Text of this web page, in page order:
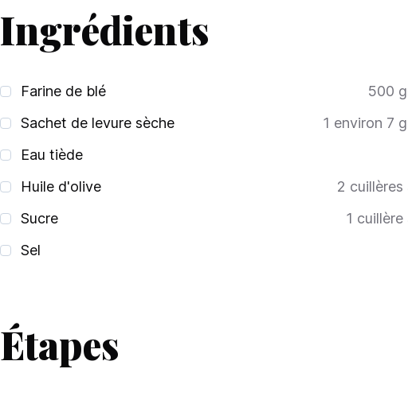
Ingrédients
Farine de blé 500
Sachet de levure sèche
1 environ 7
Eau tiède
Huile d'olive
2 cuillères
Sucre
1 cuillère
Sel
Étapes